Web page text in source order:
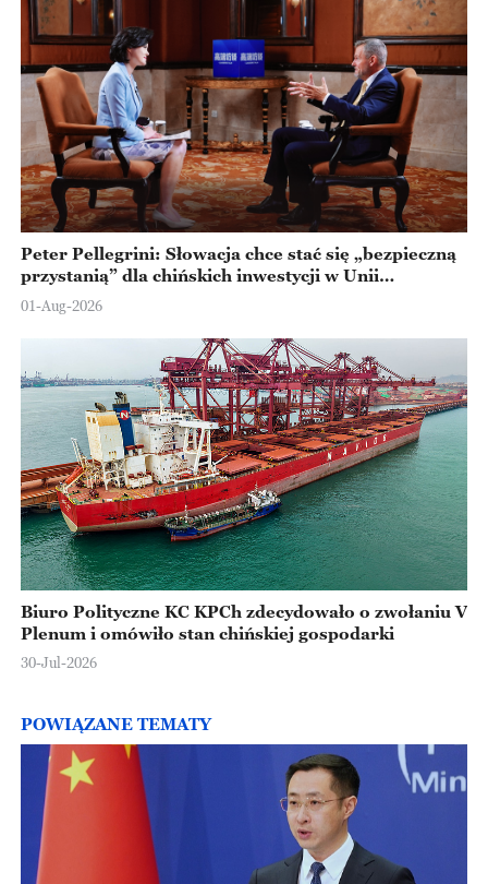
Peter Pellegrini: Słowacja chce stać się „bezpieczną
przystanią” dla chińskich inwestycji w Unii
Europejskiej
01-Aug-2026
Biuro Polityczne KC KPCh zdecydowało o zwołaniu V
Plenum i omówiło stan chińskiej gospodarki
30-Jul-2026
POWIĄZANE TEMATY